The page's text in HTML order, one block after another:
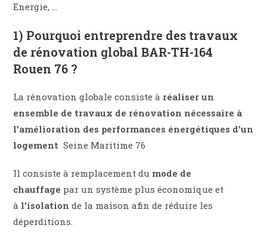
Energie, …
1) Pourquoi entreprendre des travaux
de rénovation global BAR-TH-164
Rouen 76 ?
La rénovation globale consiste à réaliser un
ensemble de travaux de rénovation nécessaire à
l’amélioration des performances énergétiques d’un
logement Seine Maritime 76
Il consiste à remplacement du mode de
chauffage par un système plus économique et
à l’isolation de la maison afin de réduire les
déperditions.